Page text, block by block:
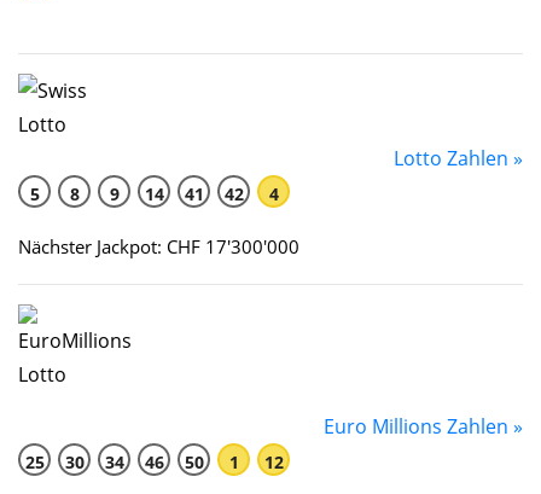
Lotto Zahlen »
5 8 9 14 41 42 4
Nächster Jackpot: CHF 17'300'000
Euro Millions Zahlen »
25 30 34 46 50 1 12